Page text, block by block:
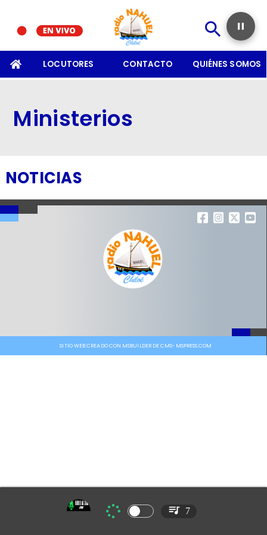
LOCUTORES CONTACTO QUIÉNES SOMOS
Ministerios
NOTICIAS
SITIO WEB CREADO CON MSBUILDER DE CMS-MSPRESS.COM
7